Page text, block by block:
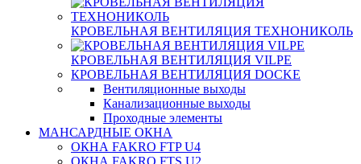
КРОВЕЛЬНАЯ ВЕНТИЛЯЦИЯ ТЕХНОНИКОЛЬ
КРОВЕЛЬНАЯ ВЕНТИЛЯЦИЯ VILPE
КРОВЕЛЬНАЯ ВЕНТИЛЯЦИЯ DOCKE
Вентиляционные выходы
Канализационные выходы
Проходные элементы
МАНСАРДНЫЕ ОКНА
ОКНА FAKRO FTP U4
ОКНА FAKRO FTS U2